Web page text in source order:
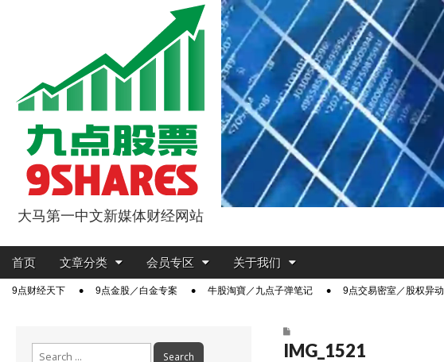
9点股票
大马第一中文新媒体财经网站
Main
Skip
content
首页 文章分类 会员专区 关于我们
Sub9点财经天下 9点金股／白金专案 牛股淘寶／九点子弹笔记 9点交易密室／股权异动
IMG_1521